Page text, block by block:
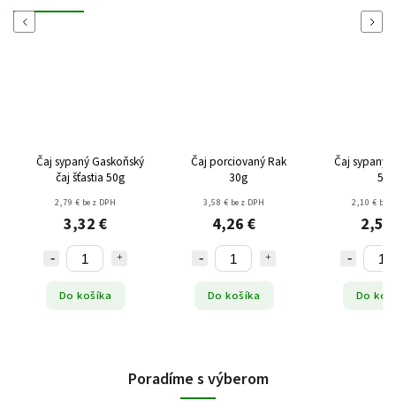
Previous
Čaj sypaný Gaskoňský
čaj šťastia 50g
2,79 € bez DPH
3,32 €
Do košíka
Čaj porciovaný Rak
30g
3,58 € bez DPH
4,26 €
Do košíka
Čaj sypaný
50g
2,10 € bez
2,50
Do
Next
Poradíme s výberom